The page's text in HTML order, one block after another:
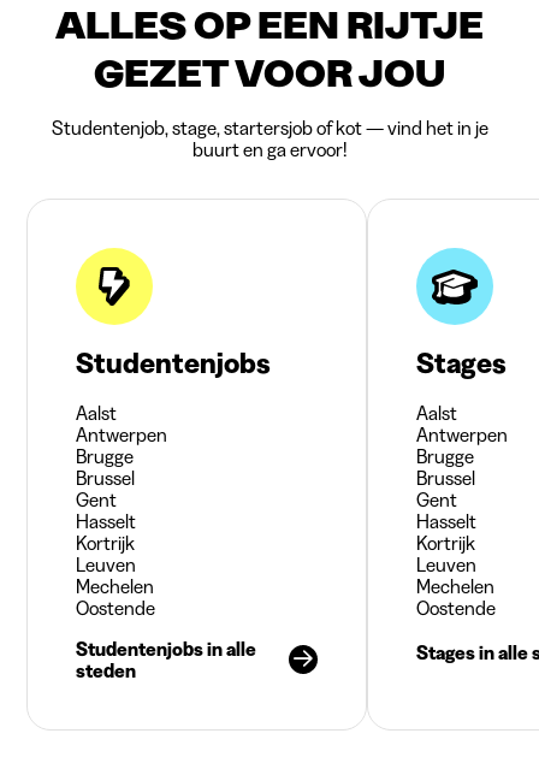
ALLES OP EEN RIJTJE
GEZET VOOR JOU
Studentenjob, stage, startersjob of kot — vind het in je
buurt en ga ervoor!
Studentenjobs
Aalst
Antwerpen
Brugge
Brussel
Gent
Hasselt
Kortrijk
Leuven
Mechelen
Oostende
Studentenjobs in alle
steden
Stages
Aalst
Antwerpen
Brugge
Brussel
Gent
Hasselt
Kortrijk
Leuven
Mechelen
Oostende
Stages in alle